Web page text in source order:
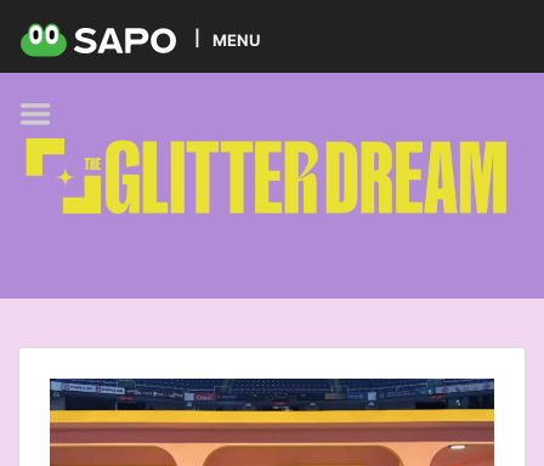
MENU
HOME
PODCAST
GLITTER BRANDS
KIDS
TREND
BEAUTY